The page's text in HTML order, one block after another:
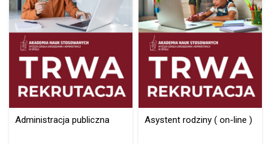
Administracja publiczna Asystent rodziny ( on-line )